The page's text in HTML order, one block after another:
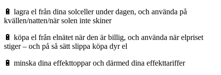
🔋 lagra el från dina solceller under dagen, och använda på
kvällen/natten/när solen inte skiner
🔋 köpa el från elnätet när den är billig, och använda när elpriset
stiger – och på så sätt slippa köpa dyr el
🔋 minska dina effekttoppar och därmed dina effekttariffer